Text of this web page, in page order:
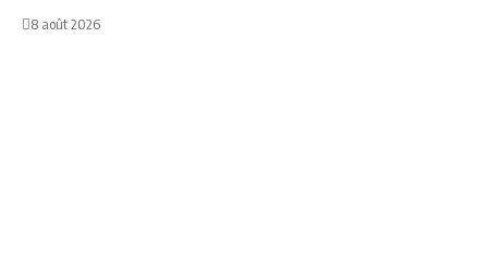
8 août 2026